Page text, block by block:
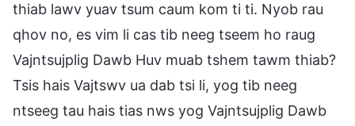
thiab lawv yuav tsum caum kom ti ti. Nyob rau
qhov no, es vim li cas tib neeg tseem ho raug
Vajntsujplig Dawb Huv muab tshem tawm thiab?
Tsis hais Vajtswv ua dab tsi li, yog tib neeg
ntseeg tau hais tias nws yog Vajntsujplig Dawb